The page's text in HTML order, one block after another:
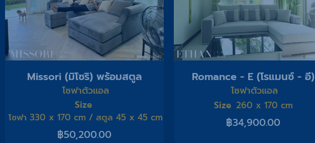
Missori (มิโซริ) พร้อมสตูล
โซฟาตัวแอล
Size
โซฟา 330 x 170 cm / สตูล 45 x 45 cm
฿50,200.00
Romance - E (โรแมนซ์ - อี)
โซฟาตัวแอล
Size 260 x 170 cm
฿34,900.00